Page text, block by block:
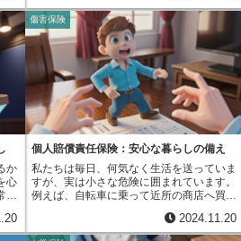
っ
。
ま
度
な
で
高
あ
で
料
れ
態に備えて、十分な補償金額を設定してお
くことが大切です。思ってもみない事故に
よって、高額な賠償金を支払わなければな
らない可能性もゼロではありません。ご自
身の生活スタイルや家族構成、財産状況な
どをよく考え、無理のない範囲で適切な補
償金額を設定するようにしましょう。例え
ば、小さなお子さんやペットがいるご家庭
では、思わぬ事故が起こる可能性も高くな
るため、より高い補償金額を設定すること
を検討しても良いでしょう。また、持ち家
の方や高価な資産を所有している方も、同
様の理由で高めの金額を設定する方が安心
です。将来の生活設計も踏まえ、ご自身に
合った補償内容を選びましょう。
っ
っ
性
金
の
万
減
す
時に、つい脇見をして歩行者にぶつかって
しまう、あるいはマンションのベランダに
置いていた植木鉢が強風で落ちて、通行中
の車に傷をつけてしまう。このような出来
事は、誰にでも起こりうるのです。一見、
小さな不注意に思えることも、大きな損害
賠償責任に発展する可能性があります。自
転車事故で相手が大きな怪我をしてしまっ
た場合、高額な治療費や慰謝料を請求され
るかもしれません。また、落下物で他人の
財物に損害を与えてしまった場合も、修理
のような事態に備えて、個人賠償責任保険
に加入しておくことは非常に大切です。個
人賠償責任保険とは、日常生活における不
注意によって他人に怪我をさせたり、他人
の物を壊したりした場合に、法律上の賠償
か
心
、
ら
傷害保険
個人賠償責任保険：安心な暮らしの備え
私たちは毎日、何気なく生活を送っていま
すが、実は小さな危険に囲まれています。
例えば、自転車に乗って近所の商店へ買い
もしれません。また、子供たちが公園で元
気よく遊んでいる最中に、誤ってボールを
2024.11.20